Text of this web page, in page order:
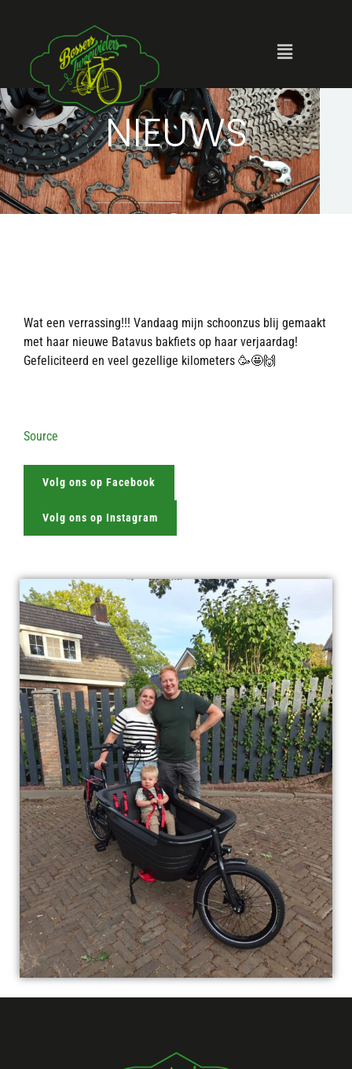
NIEUWS
Wat een verrassing!!! Vandaag mijn schoonzus blij gemaakt
met haar nieuwe Batavus bakfiets op haar verjaardag!
Gefeliciteerd en veel gezellige kilometers 🥳🤩🙌
Source
Volg ons op Facebook
Volg ons op Instagram